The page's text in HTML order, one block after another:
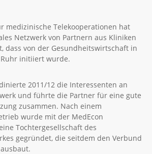
medizinische Telekooperationen hat
Netzwerk von Partnern aus Kliniken
dass von der Gesundheitswirtschaft in
initiiert wurde.
2011/12 die Interessenten an
und führte die Partner für eine gute
zusammen. Nach einem
wurde mit der MedEcon
Tochtergesellschaft des
gegründet, die seitdem den Verbund